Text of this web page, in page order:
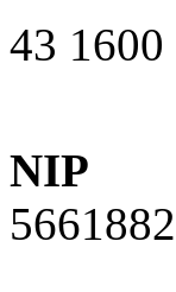
43
NIP